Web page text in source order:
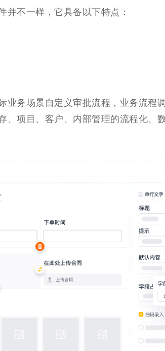
并不一样，它具备以下特点：
业务场景自定义审批流程，业务流程
、项目、客户、内部管理的流程化、